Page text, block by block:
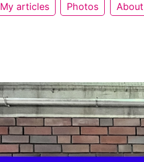
My articles Photos About